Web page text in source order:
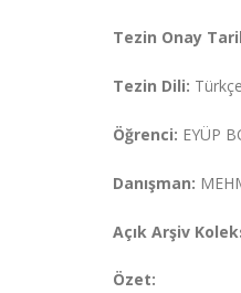
Tezin Onay
Tezin Dili: Türkçe
Öğrenci: EYÜP
Danışman:
Açık Arşiv
Özet: